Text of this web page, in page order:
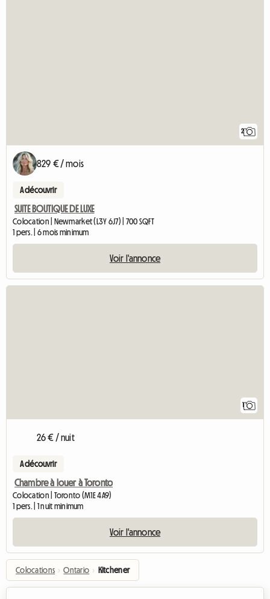
2
829 € / mois
A découvrir
SUITE BOUTIQUE DE LUXE
Colocation | Newmarket (L3Y 6J7) | 700 SQFT
1 pers. | 6 mois minimum
Voir l'annonce
26 € / nuit
A découvrir
Chambre à louer à Toronto
Colocation | Toronto (M1E 4A9)
1 pers. | 1 nuit minimum
Voir l'annonce
Colocations › Ontario › Kitchener